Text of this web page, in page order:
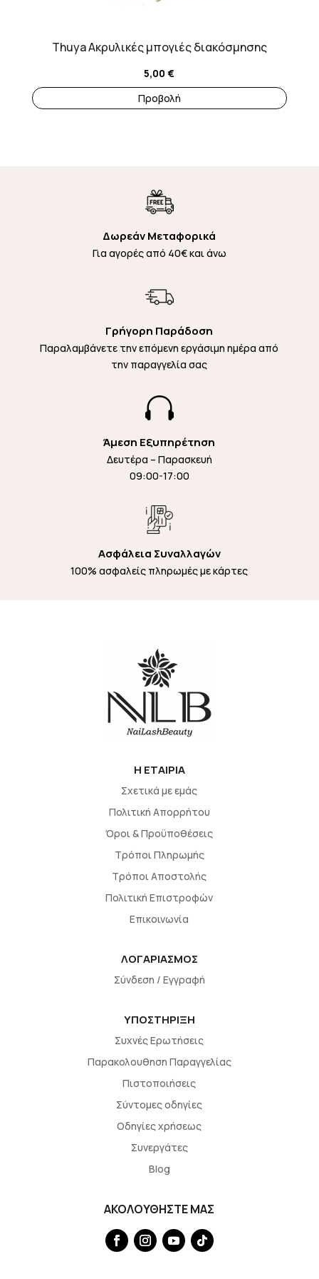
Thuya Ακρυλικές μπογιές διακόσμησης
5,00€
Προβολή
του
προϊόντος
Δωρεάν Μεταφορικά
Για αγορές από 40€ και άνω
Γρήγορη Παράδοση
Παραλαμβάνετε την επόμενη εργάσιμη ημέρα από
την παραγγελία σας

Άμεση Εξυπηρέτηση
Δευτέρα – Παρασκευή
09:00-17:00
Ασφάλεια Συναλλαγών
100% ασφαλείς πληρωμές με κάρτες
H EΤΑΙΡΙΑ
Σχετικά με εμάς
Πολιτική Απορρήτου
Όροι & Προϋποθέσεις
Τρόποι Πληρωμής
Τρόποι Αποστολής
Πολιτική Επιστροφών
Επικοινωνία
ΛΟΓΑΡΙΑΣΜΟΣ
Σύνδεση / Εγγραφή
ΥΠΟΣΤΗΡΙΞΗ
Συχνές Ερωτήσεις
Παρακολουθηση Παραγγελίας
Πιστοποιήσεις
Σύντομες οδηγίες
Οδηγίες χρήσεως
Συνεργάτες
Blog
ΑΚΟΛΟΥΘΗΣΤΕ ΜΑΣ